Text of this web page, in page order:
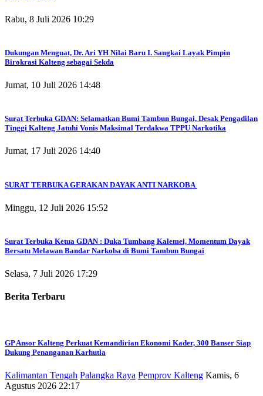
Rabu, 8 Juli 2026 10:29
Dukungan Menguat, Dr. Ari YH Nilai Baru I. Sangkai Layak Pimpin
Birokrasi Kalteng sebagai Sekda
Jumat, 10 Juli 2026 14:48
Surat Terbuka GDAN: Selamatkan Bumi Tambun Bungai, Desak Pengadilan
Tinggi Kalteng Jatuhi Vonis Maksimal Terdakwa TPPU Narkotika
Jumat, 17 Juli 2026 14:40
SURAT TERBUKA GERAKAN DAYAK ANTI NARKOBA
Minggu, 12 Juli 2026 15:52
Surat Terbuka Ketua GDAN : Duka Tumbang Kalemei, Momentum Dayak
Bersatu Melawan Bandar Narkoba di Bumi Tambun Bungai
Selasa, 7 Juli 2026 17:29
Berita Terbaru
GP Ansor Kalteng Perkuat Kemandirian Ekonomi Kader, 300 Banser Siap
Dukung Penanganan Karhutla
Kalimantan Tengah Palangka Raya Pemprov Kalteng Kamis, 6
Agustus 2026 22:17